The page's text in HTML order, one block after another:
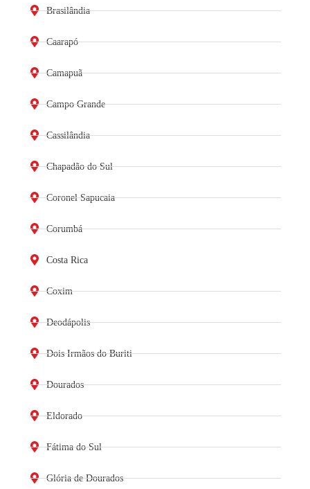
Brasilândia
Caarapó
Camapuã
Campo Grande
Cassilândia
Chapadão do Sul
Coronel Sapucaia
Corumbá
Costa Rica
Coxim
Deodápolis
Dois Irmãos do Buriti
Dourados
Eldorado
Fátima do Sul
Glória de Dourados